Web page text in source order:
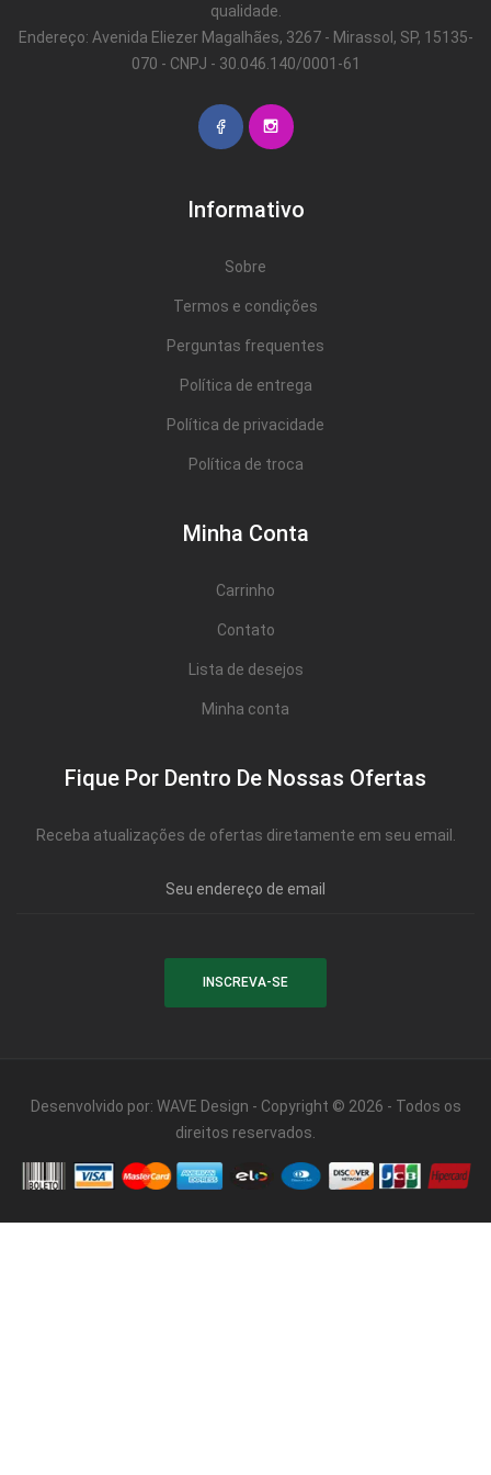
qualidade.
Endereço: Avenida Eliezer Magalhães, 3267 - Mirassol, SP, 15135-
070 - CNPJ - 30.046.140/0001-61
Informativo
Sobre
Termos e condições
Perguntas frequentes
Política de entrega
Política de privacidade
Política de troca
Minha Conta
Carrinho
Contato
Lista de desejos
Minha conta
Fique Por Dentro De Nossas Ofertas
Receba atualizações de ofertas diretamente em seu email.
Desenvolvido por: WAVE Design - Copyright © 2026 - Todos os
direitos reservados.